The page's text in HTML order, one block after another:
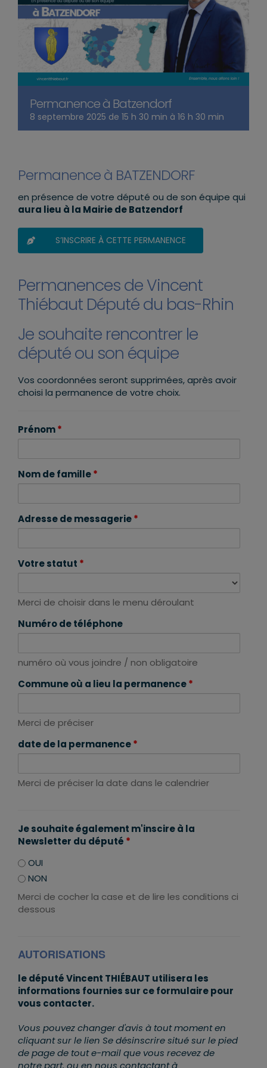
Permanence à Batzendorf
8 septembre 2025 de 15 h 30 min à 16 h 30 min
Permanence à BATZENDORF
en présence de votre député ou de son équipe qui
aura lieu à la Mairie de Batzendorf
S’INSCRIRE À CETTE PERMANENCE
Permanences de Vincent
Thiébaut Député du bas-Rhin
Je souhaite rencontrer le
député ou son équipe
Vos coordonnées seront supprimées, après avoir
choisi la permanence de votre choix.
Prénom*
Nom de famille*
Adresse de messagerie*
Votre statut *
Merci de choisir dans le menu déroulant
Numéro de téléphone
numéro où vous joindre / non obligatoire
Commune où a lieu la permanence*
Merci de préciser
date de la permanence*
Merci de préciser la date dans le calendrier
Je souhaite également m'inscire à la
Newsletter du député *
OUI
NON
Merci de cocher la case et de lire les conditions ci
dessous
AUTORISATIONS
le député Vincent THIÉBAUT utilisera les
informations fournies sur ce formulaire pour
vous contacter.
Vous pouvez changer d'avis à tout moment en
cliquant sur le lien Se désinscrire situé sur le pied
de page de tout e-mail que vous recevez de
notre part, ou en nous contactant à